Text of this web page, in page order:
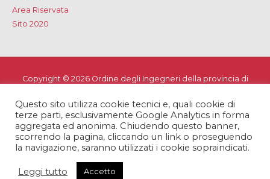
Area Riservata
Sito 2020
Copyright © 2026 Ordine degli Ingegneri della provincia di
Privacy e Cookie Policy-Note Legali -Dichiarazione di
accessibilità
Questo sito utilizza cookie tecnici e, quali cookie di
terze parti, esclusivamente Google Analytics in forma
aggregata ed anonima. Chiudendo questo banner,
scorrendo la pagina, cliccando un link o proseguendo
la navigazione, saranno utilizzati i cookie sopraindicati.
Leggi tutto Accetto